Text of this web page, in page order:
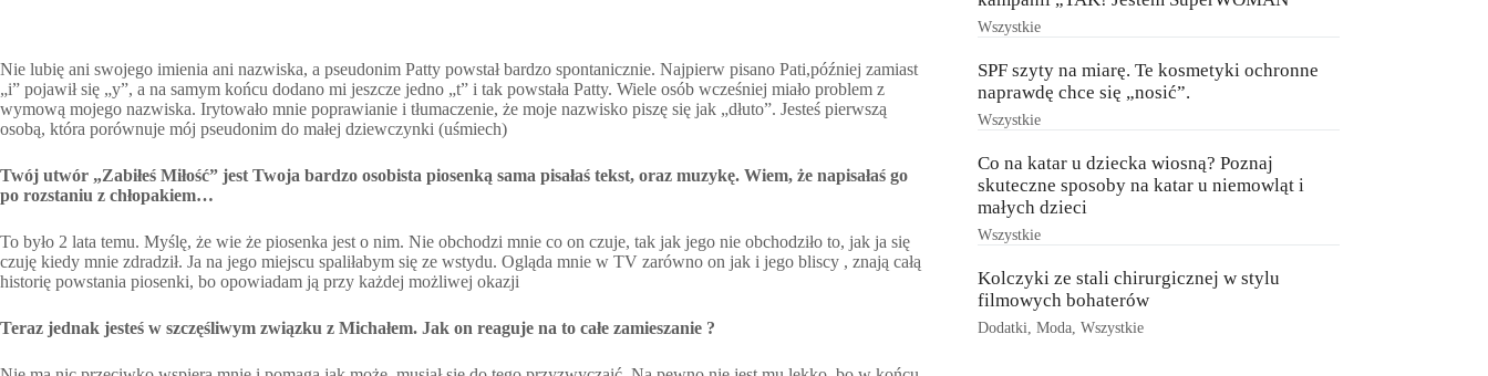
Nie lubię ani swojego imienia ani nazwiska, a pseudonim Patty powstał bardzo spontanicznie. Najpierw pisano Pati,później zamiast
„i” pojawił się „y”, a na samym końcu dodano mi jeszcze jedno „t” i tak powstała Patty. Wiele osób wcześniej miało problem z
wymową mojego nazwiska. Irytowało mnie poprawianie i tłumaczenie, że moje nazwisko piszę się jak „dłuto”. Jesteś pierwszą
osobą, która porównuje mój pseudonim do małej dziewczynki (uśmiech)
Twój utwór „Zabiłeś Miłość” jest Twoja bardzo osobista piosenką sama pisałaś tekst, oraz muzykę. Wiem, że napisałaś go
po rozstaniu z chłopakiem…
To było 2 lata temu. Myślę, że wie że piosenka jest o nim. Nie obchodzi mnie co on czuje, tak jak jego nie obchodziło to, jak ja się
czuję kiedy mnie zdradził. Ja na jego miejscu spaliłabym się ze wstydu. Ogląda mnie w TV zarówno on jak i jego bliscy , znają całą
historię powstania piosenki, bo opowiadam ją przy każdej możliwej okazji
Teraz jednak jesteś w szczęśliwym związku z Michałem. Jak on reaguje na to całe zamieszanie ?
Wszystkie
SPF szyty na miarę. Te kosmetyki ochronne
naprawdę chce się „nosić”.
Wszystkie
Co na katar u dziecka wiosną? Poznaj
skuteczne sposoby na katar u niemowląt i
małych dzieci
Wszystkie
Kolczyki ze stali chirurgicznej w stylu
filmowych bohaterów
Dodatki,Moda,Wszystkie